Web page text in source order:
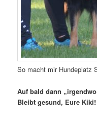
So macht mir Hundeplatz
Auf bald dann
Bleibt gesund, Eure Kiki!